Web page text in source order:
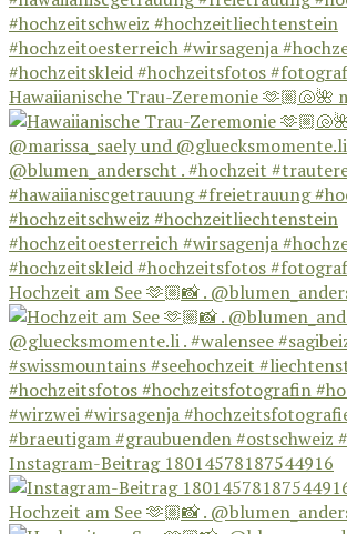
Hawaiianische Trau-Zeremonie 🫶🏼🐚🌺
Hochzeit am See 🫶🏼📸 .
Instagram-Beitrag 18014578187544916
Hochzeit am See 🫶🏼📸 .